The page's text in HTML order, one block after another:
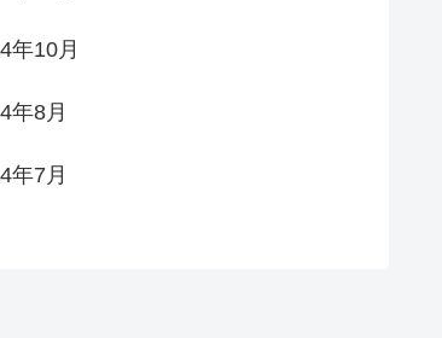
年10月
年8月
年7月